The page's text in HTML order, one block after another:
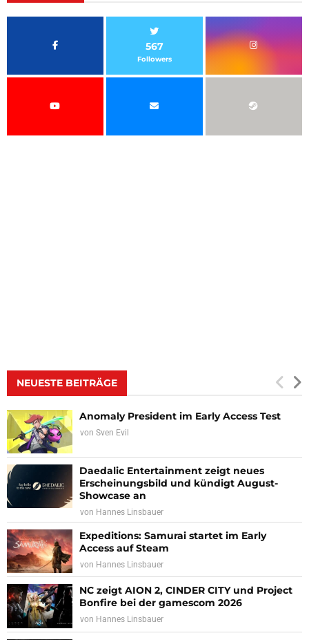
567
Followers
NEUESTE BEITRÄGE
Anomaly President im Early Access Test
von Sven Evil
Daedalic Entertainment zeigt neues
Erscheinungsbild und kündigt August-
Showcase an
von Hannes Linsbauer
Expeditions: Samurai startet im Early
Access auf Steam
von Hannes Linsbauer
NC zeigt AION 2, CINDER CITY und Project
Bonfire bei der gamescom 2026
von Hannes Linsbauer